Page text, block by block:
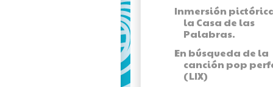
Inmersión
la Casa de las
Palabras.
En búsqueda de la
canción pop
(LIX)